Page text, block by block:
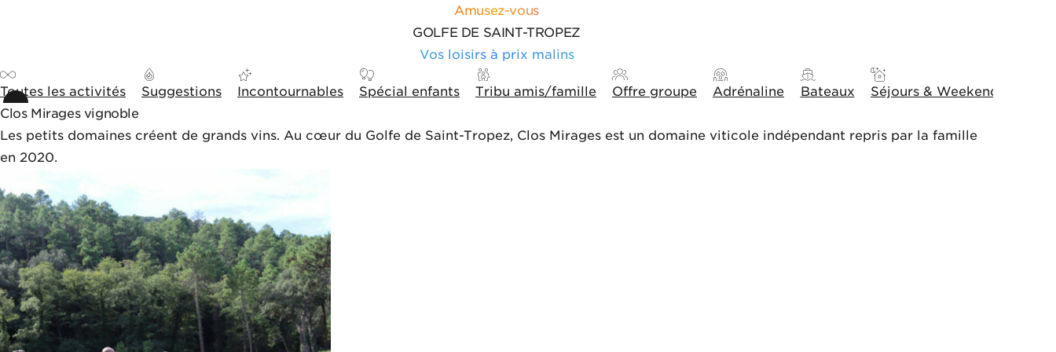
Amusez-vous
GOLFE DE SAINT-TROPEZ
Vos loisirs à prix malins
Toutes les activités Suggestions Incontournables Spécial enfants Tribu amis/famille Offre groupe Adrénaline Bateaux Séjours & Weekends
Clos Mirages vignoble
Les petits domaines créent de grands vins. Au cœur du Golfe de Saint-Tropez, Clos Mirages est un domaine viticole indépendant repris par la famille
en 2020.